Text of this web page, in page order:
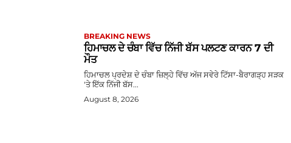
BREAKING NEWS
ਹਿਮਾਚਲ ਦੇ ਚੰਬਾ ਵਿੱਚ ਨਿੱਜੀ ਬੱਸ ਪਲਟਣ ਕਾਰਨ 7 ਦੀ
ਮੌਤ
ਹਿਮਾਚਲ ਪ੍ਰਦੇਸ਼ ਦੇ ਚੰਬਾ ਜ਼ਿਲ੍ਹੇ ਵਿੱਚ ਅੱਜ ਸਵੇਰੇ ਟਿੱਸਾ-ਬੈਰਾਗੜ੍ਹ ਸੜਕ
'ਤੇ ਇੱਕ ਨਿੱਜੀ ਬੱਸ...
August 8, 2026